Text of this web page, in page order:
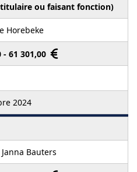
ou faisant fonction)
Horebeke
- 61 301,00
2024
Bauters